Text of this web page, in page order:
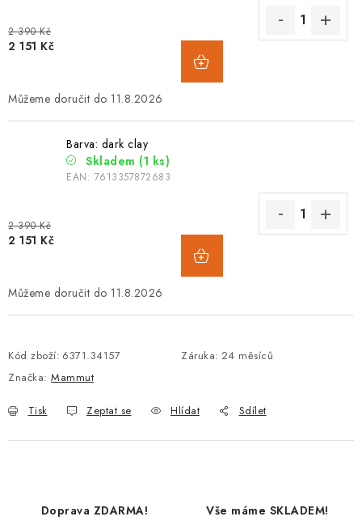
2 390 Kč
2 151 Kč
11.8.2026
Barva: dark clay
Skladem (1 ks)
EAN: 7613357872683
2 390 Kč
2 151 Kč
11.8.2026
Kód zboží: 6371.34157 Záruka: 24 měsíců
Značka: Mammut
Tisk Zeptat se Hlídat Sdílet
Doprava ZDARMA! Vše máme SKLADEM!